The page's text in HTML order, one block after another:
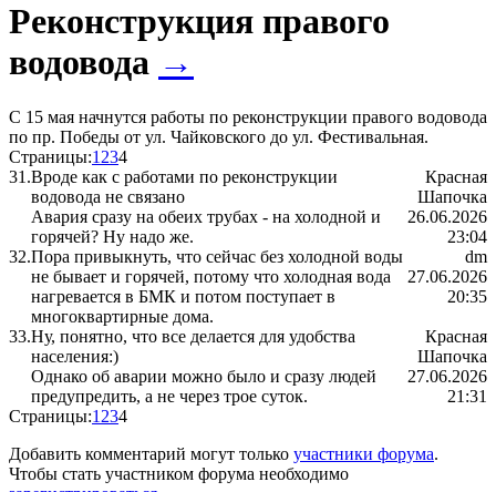
Реконструкция правого
водовода →
С 15 мая начнутся работы по реконструкции правого водовода
по пр. Победы от ул. Чайковского до ул. Фестивальная.
Страницы:1 234
31.Вроде как с работами по реконструкции
водовода не связано
Авария сразу на обеих трубах - на холодной и
горячей? Ну надо же.
Красная
Шапочка
26.06.2026
23:04
32.Пора привыкнуть, что сейчас без холодной воды
не бывает и горячей, потому что холодная вода
нагревается в БМК и потом поступает в
многоквартирные дома.
dm
27.06.2026
20:35
33.Ну, понятно, что все делается для удобства
населения:)
Однако об аварии можно было и сразу людей
предупредить, а не через трое суток.
Красная
Шапочка
27.06.2026
21:31
Страницы:1 234
Добавить комментарий могут только участники форума.
Чтобы стать участником форума необходимо